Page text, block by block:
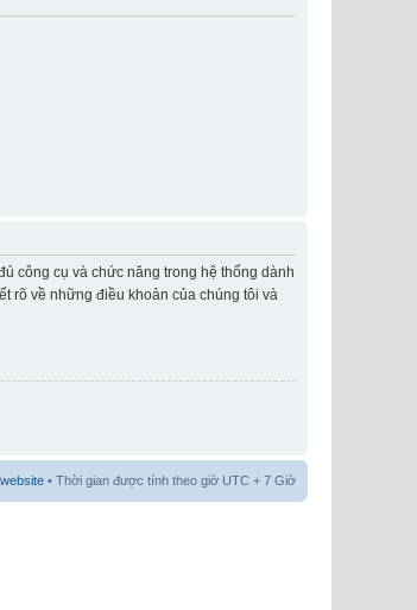
công cụ và chức năng trong hệ thống dành
rõ về những điều khoản của chúng tôi và
• Thời gian được tính theo giờ UTC + 7 Giờ